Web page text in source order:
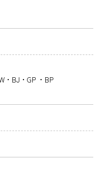
・BJ・GP ・BP